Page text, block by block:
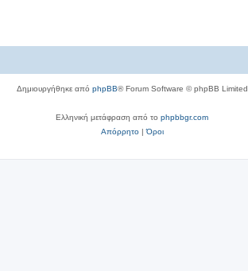
Δημιουργήθηκε από phpBB® Forum Software © phpBB Limited
Ελληνική μετάφραση από το phpbbgr.com
Απόρρητο|Όροι